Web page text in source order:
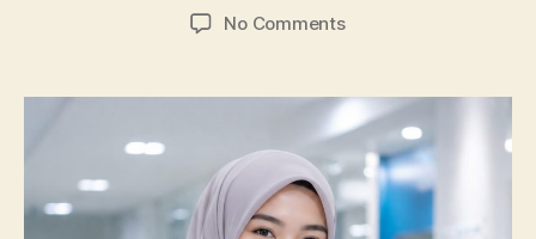
date
No Commentson
Unissula
Catatkan
Prestasi
Membanggakan,
100%
Mahasiswanya